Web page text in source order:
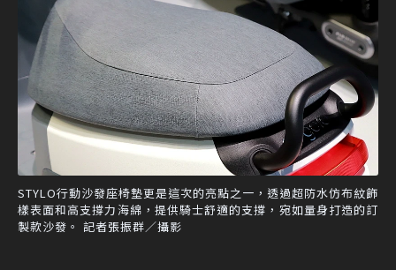
STYLO行動沙發座椅墊更是這次的亮點之一，透過超防水仿布紋飾
樣表面和高支撐力海綿，提供騎士舒適的支撐，宛如量身打造的訂
製款沙發。 記者張振群／攝影